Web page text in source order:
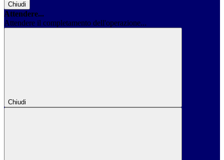
Chiudi
Attendere...
Attendere il completamento dell'operazione...
Chiudi